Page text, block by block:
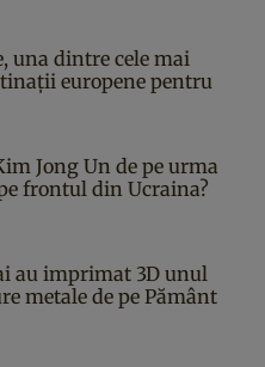
una dintre cele mai
europene pentru
Jong Un de pe urma
frontul din Ucraina?
au imprimat 3D unul
metale de pe Pământ